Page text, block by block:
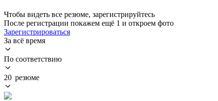
Чтобы видеть все резюме, зарегистрируйтесь
После регистрации покажем ещё 1 и откроем фото
Зарегистрироваться
За всё время
По соответствию
20 резюме